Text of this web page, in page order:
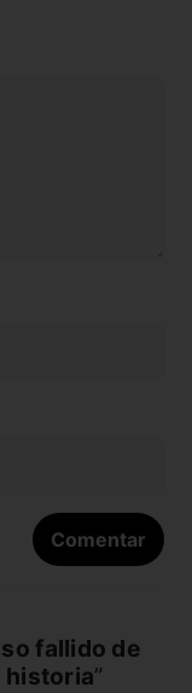
fallido de
historia”